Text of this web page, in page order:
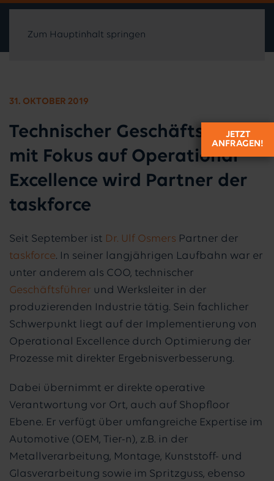
Zum Hauptinhalt springen
31. OKTOBER 2019
Technischer Geschäftsführer
mit Fokus auf Operational
Excellence wird Partner der
taskforce
Seit September ist Dr. Ulf Osmers Partner der
taskforce. In seiner langjährigen Laufbahn war er
unter anderem als COO, technischer
Geschäftsführer und Werksleiter in der
produzierenden Industrie tätig. Sein fachlicher
Schwerpunkt liegt auf der Implementierung von
Operational Excellence durch Optimierung der
Prozesse mit direkter Ergebnisverbesserung.
Dabei übernimmt er direkte operative
Verantwortung vor Ort, auch auf Shopfloor
Ebene. Er verfügt über umfangreiche Expertise im
Automotive (OEM, Tier-n), z.B. in der
Metallverarbeitung, Montage, Kunststoff- und
Glasverarbeitung sowie im Spritzguss, ebenso
JETZT
ANFRAGEN!